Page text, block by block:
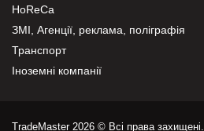
HoReCa
ЗМІ, Агенції, реклама, поліграфія
Транспорт
Іноземні компанії
TradeMaster 2026 © Всі права захищені.